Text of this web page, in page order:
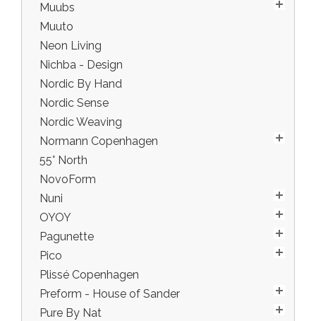
Muubs
Muuto
Neon Living
Nichba - Design
Nordic By Hand
Nordic Sense
Nordic Weaving
Normann Copenhagen
55° North
NovoForm
Nuni
OYOY
Pagunette
Pico
Plissé Copenhagen
Preform - House of Sander
Pure By Nat